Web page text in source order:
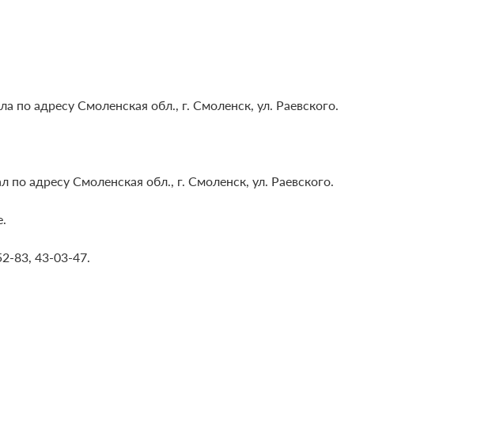
адресу Смоленская обл., г. Смоленск, ул. Раевского.
адресу Смоленская обл., г. Смоленск, ул. Раевского.
83, 43-03-47.